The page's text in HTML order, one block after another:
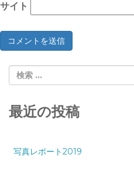
サイト
最近の投稿
写真レポート2019